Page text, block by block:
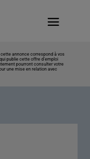
annonce correspond à vos
publie cette offre d’emploi
pourront consulter votre
une mise en relation avec